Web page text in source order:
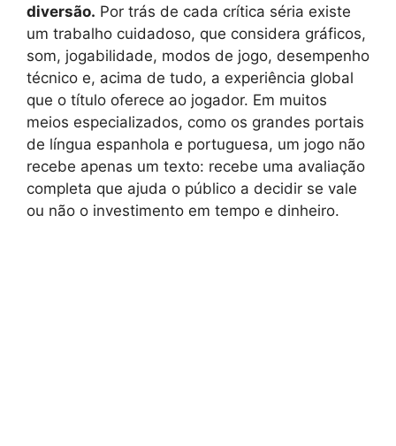
diversão. Por trás de cada crítica séria existe
um trabalho cuidadoso, que considera gráficos,
som, jogabilidade, modos de jogo, desempenho
técnico e, acima de tudo, a experiência global
que o título oferece ao jogador. Em muitos
meios especializados, como os grandes portais
de língua espanhola e portuguesa, um jogo não
recebe apenas um texto: recebe uma avaliação
completa que ajuda o público a decidir se vale
ou não o investimento em tempo e dinheiro.